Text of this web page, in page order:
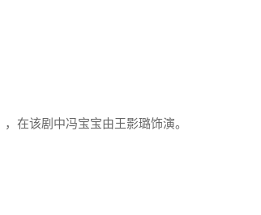
，在该剧中冯宝宝由王影璐饰演。